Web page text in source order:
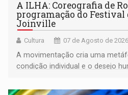
A ILHA: Coreografia de
programação do Festival
Joinville
Cultura 07 de Agosto de
A movimentação cria uma
condição individual e o desejo